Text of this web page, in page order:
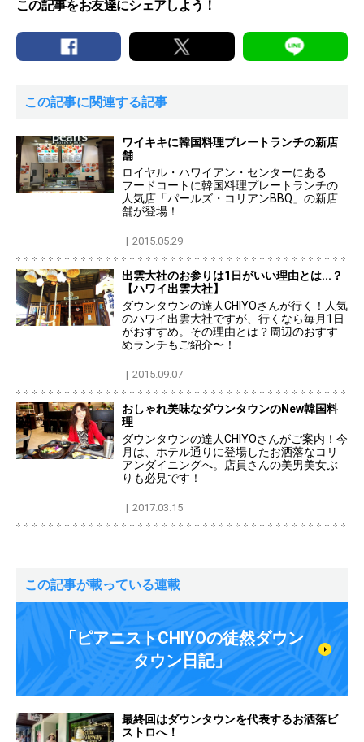
この記事をお友達にシェアしよう！
この記事に関連する記事
ワイキキに韓国料理プレートランチの新店
舗
ロイヤル・ハワイアン・センターにある
フードコートに韓国料理プレートランチの
人気店「パールズ・コリアンBBQ」の新店
舗が登場！
2015.05.29
出雲大社のお参りは1日がいい理由とは...？
【ハワイ出雲大社】
ダウンタウンの達人CHIYOさんが行く！人気
のハワイ出雲大社ですが、行くなら毎月1日
がおすすめ。その理由とは？周辺のおすす
めランチもご紹介〜！
2015.09.07
おしゃれ美味なダウンタウンのNew韓国料
理
ダウンタウンの達人CHIYOさんがご案内！今
月は、ホテル通りに登場したお洒落なコリ
アンダイニングへ。店員さんの美男美女ぶ
りも必見です！
2017.03.15
この記事が載っている連載
「ピアニストCHIYOの徒然ダウン
タウン日記」
最終回はダウンタウンを代表するお洒落ビ
ストロへ！